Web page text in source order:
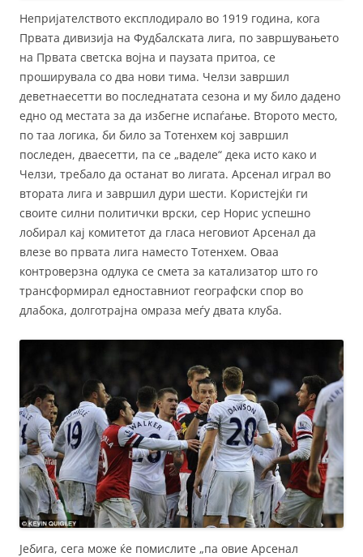
Непријателството експлодирало во 1919 година, кога
Првата дивизија на Фудбалската лига, по завршувањето
на Првата светска војна и паузата притоа, се
проширувала со два нови тима. Челзи завршил
деветнаесетти во последнатата сезона и му било дадено
едно од местата за да избегне испаѓање. Второто место,
по таа логика, би било за Тотенхем кој завршил
последен, дваесетти, па се „ваделе“ дека исто како и
Челзи, требало да останат во лигата. Арсенал играл во
втората лига и завршил дури шести. Користејќи ги
своите силни политички врски, сер Норис успешно
лобирал кај комитетот да гласа неговиот Арсенал да
влезе во првата лига наместо Тотенхем. Оваа
контроверзна одлука се смета за катализатор што го
трансформирал едноставниот географски спор во
длабока, долготрајна омраза меѓу двата клуба.
Јебига, сега може ќе помислите „па овие Арсенал